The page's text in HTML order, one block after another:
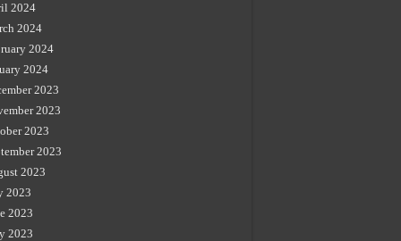
2024
2024
2024
2024
2023
2023
2023
2023
2023
2023
2023
2023